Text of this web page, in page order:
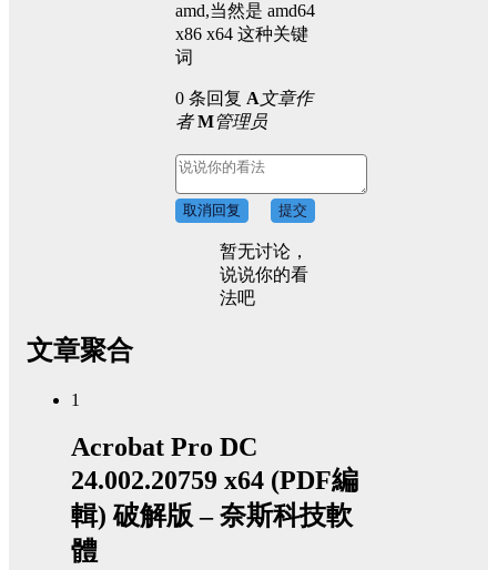
amd,当然是 amd64
x86 x64 这种关键
词
0 条回复 A文章作
者 M管理员
取消回复 提交
暂无讨论，
说说你的看
法吧
文章聚合
1
Acrobat Pro DC
24.002.20759 x64 (PDF編
輯) 破解版 – 奈斯科技軟
體